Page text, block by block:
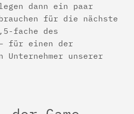
dann ein paar
für die nächste
fache des
– für einen der
Unternehmer unserer